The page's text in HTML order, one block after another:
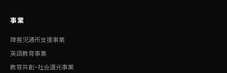
事業
障害児通所支援事業
英語教育事業
教育共創・社会還元事業